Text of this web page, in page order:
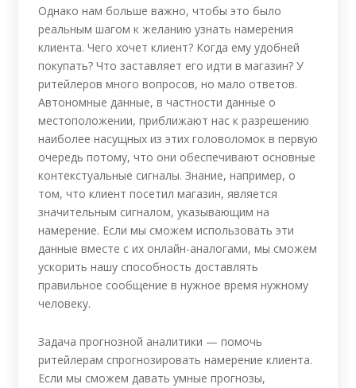
Однако нам больше важно, чтобы это было
реальным шагом к желанию узнать намерения
клиента. Чего хочет клиент? Когда ему удобней
покупать? Что заставляет его идти в магазин? У
ритейлеров много вопросов, но мало ответов.
Автономные данные, в частности данные о
местоположении, приближают нас к разрешению
наиболее насущных из этих головоломок в первую
очередь потому, что они обеспечивают основные
контекстуальные сигналы. Знание, например, о
том, что клиент посетил магазин, является
значительным сигналом, указывающим на
намерение. Если мы сможем использовать эти
данные вместе с их онлайн-аналогами, мы сможем
ускорить нашу способность доставлять
правильное сообщение в нужное время нужному
человеку.
Задача прогнозной аналитики — помочь
ритейлерам спрогнозировать намерение клиента.
Если мы сможем давать умные прогнозы,